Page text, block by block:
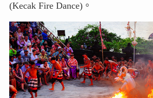
(Kecak Fire Dance)。